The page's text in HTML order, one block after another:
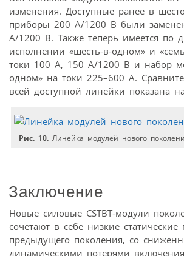
изменения. Доступные ранее в
приборы 200 А/1200 В были
А/1200 В. Также теперь имеется по
исполнении «шесть-в-одном» и
токи 100 А, 150 А/1200 В и набор
одном» на токи 225–600 А.
всей доступной линейки показана
Рис. 10. Линейка модулей нового
Заключение
Новые силовые CSTBT-модули
сочетают в себе низкие статические
предыдущего поколения, со
динамическими потерями